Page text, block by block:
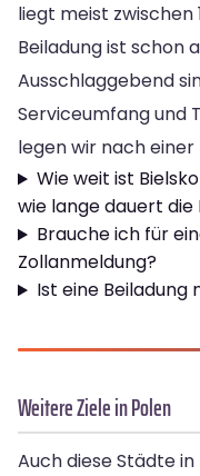
liegt meist zwischen
Beiladung ist schon
Ausschlaggebend
Serviceumfang und
legen wir nach
Wie weit ist
wie lange dauert die
Brauche ich für
Zollanmeldung?
Ist eine Beiladung
Weitere Ziele in Polen
Auch diese Städte